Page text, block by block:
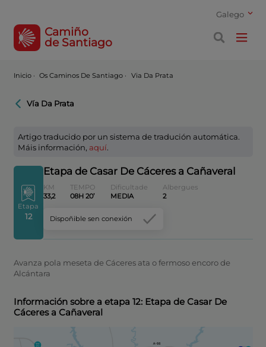
Galego
Camiño
de Santiago
Inicio · Os Caminos De Santiago · Via Da Prata
Vía Da Prata
Artigo traducido por un sistema de tradución automática.
Máis información, aquí.
Etapa
12
Etapa de Casar De Cáceres a Cañaveral
KM
33,2
TEMPO
08H 20’
Dificultade
MEDIA
Albergues
2
Dispoñible sen conexión
Avanza pola meseta de Cáceres ata o fermoso encoro de
Alcántara
Información sobre a etapa 12: Etapa de Casar De
Cáceres a Cañaveral